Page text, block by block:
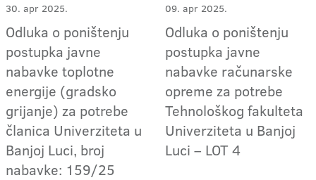
30. apr 2025.
Odluka o poništenju
postupka javne
nabavke toplotne
energije (gradsko
grijanje) za potrebe
članica Univerziteta u
Banjoj Luci, broj
nabavke: 159/25
09. apr 2025.
Odluka o poništenju
postupka javne
nabavke računarske
opreme za potrebe
Tehnološkog fakulteta
Univerziteta u Banjoj
Luci – LOT 4